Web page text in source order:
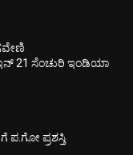
21 ಸೆಂಚುರಿ ಇಂಡಿಯಾ
ಪ.ಗೋ ಪ್ರಶಸ್ತಿ